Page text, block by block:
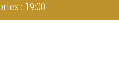
: 19:00